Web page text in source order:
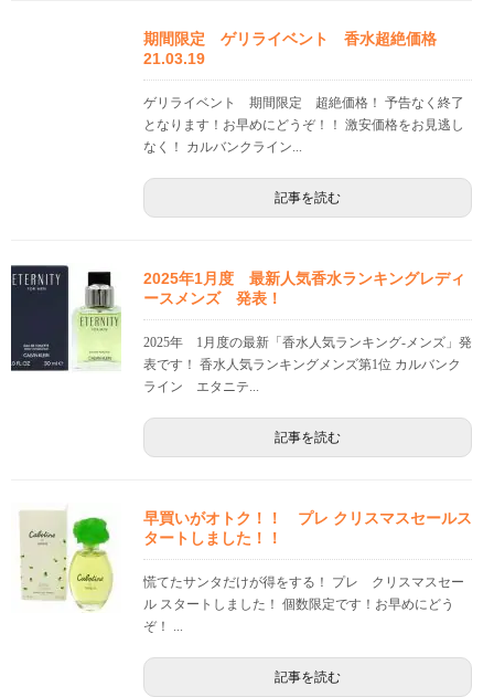
期間限定 ゲリライベント 香水超絶価格
21.03.19
ゲリライベント 期間限定 超絶価格！ 予告なく終了
となります！お早めにどうぞ！！ 激安価格をお見逃し
なく！ カルバンクライン...
記事を読む
2025年1月度 最新人気香水ランキングレディ
ースメンズ 発表！
2025年 1月度の最新「香水人気ランキング-メンズ」発
表です！ 香水人気ランキングメンズ第1位 カルバンク
ライン エタニテ...
記事を読む
早買いがオトク！！ プレ クリスマスセールス
タートしました！！
慌てたサンタだけが得をする！ プレ クリスマスセー
ル スタートしました！ 個数限定です！お早めにどう
ぞ！ ...
記事を読む